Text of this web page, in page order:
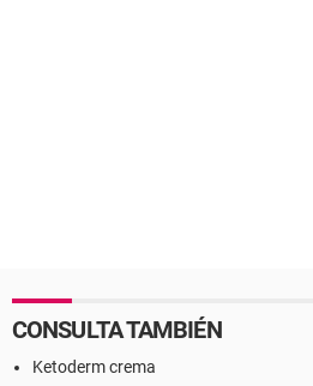
CONSULTA TAMBIÉN
Ketoderm crema